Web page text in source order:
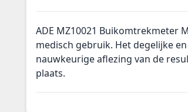
ADE MZ10021 Buikomtrekmeter
medisch gebruik. Het degelijke
nauwkeurige aflezing van de
plaats.